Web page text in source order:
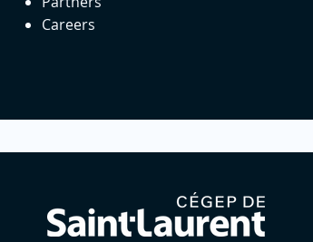
Careers